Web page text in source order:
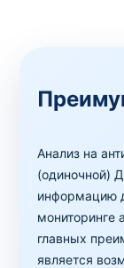
Анализ на
(одиночной)
информацию
мониторинге
главных
является